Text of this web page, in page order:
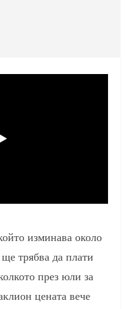
изминава около
трябва да плати
през юли за
цената вече